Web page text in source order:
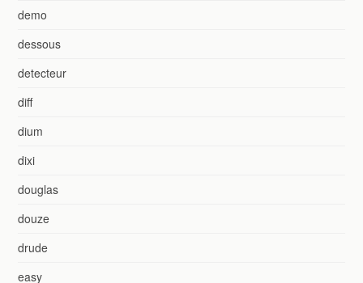
demo
dessous
detecteur
diff
dium
dixi
douglas
douze
drude
easy